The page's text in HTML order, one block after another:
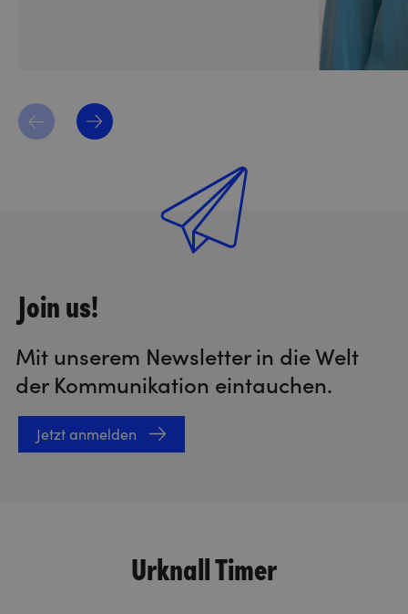
Join us!
Mit unserem Newsletter in die Welt
der Kommunikation eintauchen.
Jetzt anmelden
Urknall Timer